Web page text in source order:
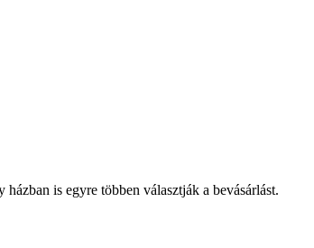
is egyre többen választják a bevásárlást.